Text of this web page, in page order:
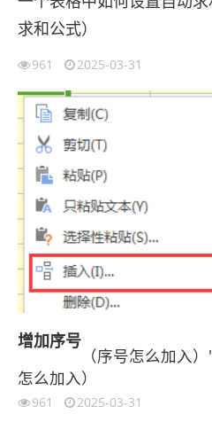
求和公式）
961 2025-03-31
增加序号
（序号怎么加入
怎么加入）
961 2025-03-31